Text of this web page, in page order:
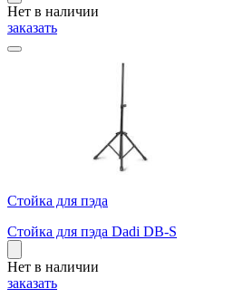
Нет в наличии
заказать
Стойка для пэда
Стойка для пэда Dadi DB-S
Нет в наличии
заказать